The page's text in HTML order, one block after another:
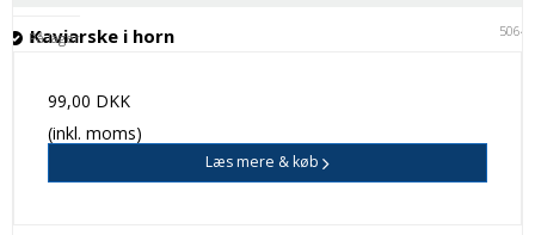
Kaviarske i horn 5064
På lager
99,00 DKK
(inkl. moms)
Læs mere & køb